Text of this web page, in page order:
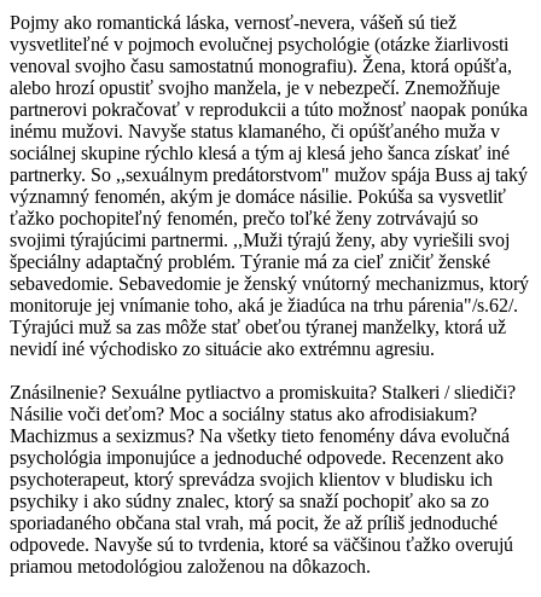
Pojmy ako romantická láska, vernosť-nevera, vášeň sú tiež
vysvetliteľné v pojmoch evolučnej psychológie (otázke žiarlivosti
venoval svojho času samostatnú monografiu). Žena, ktorá opúšťa,
alebo hrozí opustiť svojho manžela, je v nebezpečí. Znemožňuje
partnerovi pokračovať v reprodukcii a túto možnosť naopak ponúka
inému mužovi. Navyše status klamaného, či opúšťaného muža v
sociálnej skupine rýchlo klesá a tým aj klesá jeho šanca získať iné
partnerky. So ,,sexuálnym predátorstvom" mužov spája Buss aj taký
významný fenomén, akým je domáce násilie. Pokúša sa vysvetliť
ťažko pochopiteľný fenomén, prečo toľké ženy zotrvávajú so
svojimi týrajúcimi partnermi. ,,Muži týrajú ženy, aby vyriešili svoj
špeciálny adaptačný problém. Týranie má za cieľ zničiť ženské
sebavedomie. Sebavedomie je ženský vnútorný mechanizmus, ktorý
monitoruje jej vnímanie toho, aká je žiadúca na trhu párenia"/s.62/.
Týrajúci muž sa zas môže stať obeťou týranej manželky, ktorá už
nevidí iné východisko zo situácie ako extrémnu agresiu.
Znásilnenie? Sexuálne pytliactvo a promiskuita? Stalkeri / sliediči?
Násilie voči deťom? Moc a sociálny status ako afrodisiakum?
Machizmus a sexizmus? Na všetky tieto fenomény dáva evolučná
psychológia imponujúce a jednoduché odpovede. Recenzent ako
psychoterapeut, ktorý sprevádza svojich klientov v bludisku ich
psychiky i ako súdny znalec, ktorý sa snaží pochopiť ako sa zo
sporiadaného občana stal vrah, má pocit, že až príliš jednoduché
odpovede. Navyše sú to tvrdenia, ktoré sa väčšinou ťažko overujú
priamou metodológiou založenou na dôkazoch.